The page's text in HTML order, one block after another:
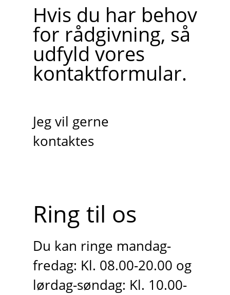
Hvis du har behov
for rådgivning, så
udfyld vores
kontaktformular.
Jeg vil gerne
kontaktes
Ring til os
Du kan ringe mandag-
fredag: Kl. 08.00-20.00 og
lørdag-søndag: Kl. 10.00-